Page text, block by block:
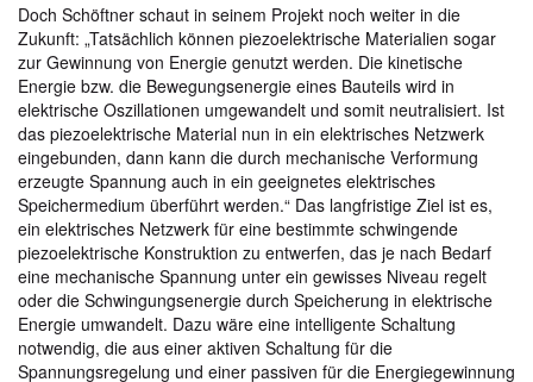
Doch Schöftner schaut in seinem Projekt noch weiter in die
Zukunft: „Tatsächlich können piezoelektrische Materialien sogar
zur Gewinnung von Energie genutzt werden. Die kinetische
Energie bzw. die Bewegungsenergie eines Bauteils wird in
elektrische Oszillationen umgewandelt und somit neutralisiert. Ist
das piezoelektrische Material nun in ein elektrisches Netzwerk
eingebunden, dann kann die durch mechanische Verformung
erzeugte Spannung auch in ein geeignetes elektrisches
Speichermedium überführt werden.“ Das langfristige Ziel ist es,
ein elektrisches Netzwerk für eine bestimmte schwingende
piezoelektrische Konstruktion zu entwerfen, das je nach Bedarf
eine mechanische Spannung unter ein gewisses Niveau regelt
oder die Schwingungsenergie durch Speicherung in elektrische
Energie umwandelt. Dazu wäre eine intelligente Schaltung
notwendig, die aus einer aktiven Schaltung für die
Spannungsregelung und einer passiven für die Energiegewinnung